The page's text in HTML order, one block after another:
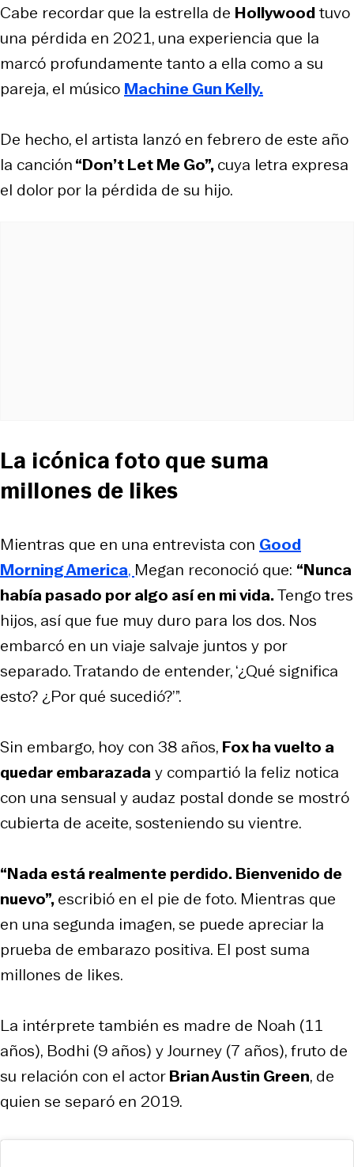
Cabe recordar que la estrella de Hollywoodtuvo
una pérdida en 2021, una experiencia que la
marcó profundamente tanto a ella como a su
pareja, el músico Machine Gun Kelly.
De hecho, el artista lanzó en febrero de este año
la canción“Don’t Let Me Go”,cuya letra expresa
el dolor por la pérdida de su hijo.
La icónica foto que suma
millones de likes
Mientras que en una entrevista con Good
Morning America, Megan reconoció que: “Nunca
había pasado por algo así en mi vida.Tengo tres
hijos, así que fue muy duro para los dos. Nos
embarcó en un viaje salvaje juntos y por
separado. Tratando de entender, ‘¿Qué significa
esto? ¿Por qué sucedió?’”.
Sin embargo, hoy con 38 años, Fox ha vuelto a
quedar embarazaday compartió la feliz notica
con una sensual y audaz postal donde se mostró
cubierta de aceite, sosteniendo su vientre.
“Nada está realmente perdido. Bienvenido de
nuevo”,escribió en el pie de foto. Mientras que
en una segunda imagen, se puede apreciar la
prueba de embarazo positiva. El post suma
millones de likes.
La intérprete también es madre de Noah (11
años), Bodhi (9 años) y Journey (7 años), fruto de
su relación con el actorBrian Austin Green, de
quien se separó en 2019.